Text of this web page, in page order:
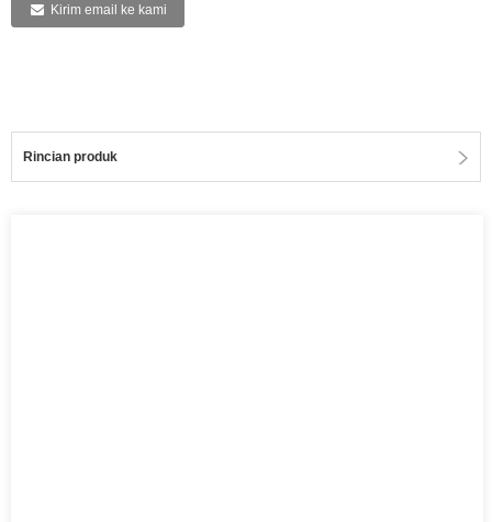
Kirim email ke kami
Rincian produk